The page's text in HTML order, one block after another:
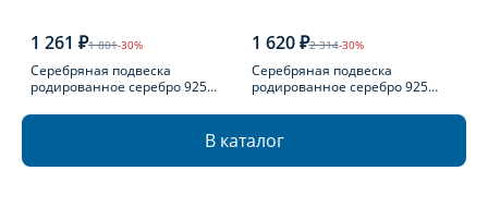
1 261 ₽1 801-30%
Серебряная подвеска
родированное серебро 925
1 620 ₽2 314-30%
Серебряная подвеска
родированное серебро 925
В каталог